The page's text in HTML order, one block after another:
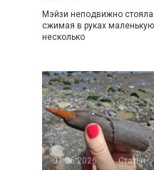
Мэйзи неподвижно стояла
сжимая в руках
несколько
01.06.2026 Статьи